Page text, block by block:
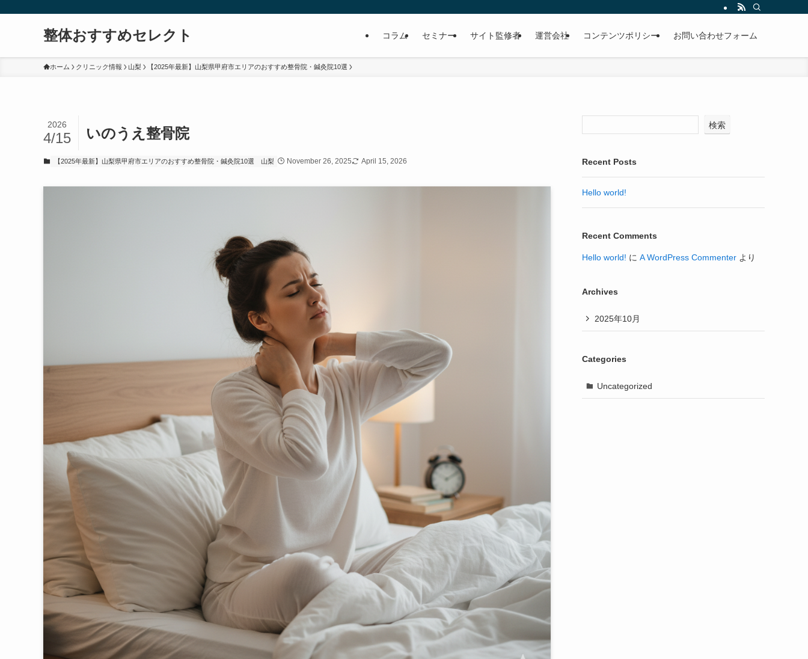
整体おすすめセレクト コラム セミナー サイト監修者 運営会社 コンテンツポリシー お問い合わせフォーム
ホーム クリニック情報 山梨 【2025年最新】山梨県甲府市エリアのおすすめ整骨院・鍼灸院10選
いのうえ整骨院
2026
4/15
【2025年最新】山梨県甲府市エリアのおすすめ整骨院・鍼灸院10選 山梨 November 26, 2025 April 15, 2026
検索
Recent Posts
Hello world!
Recent Comments
Hello world! に A WordPress Commenter より
Archives
2025年10月
Categories
Uncategorized